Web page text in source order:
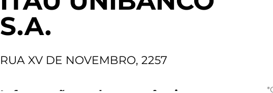
S.A.
RUA XV DE NOVEMBRO, 2257